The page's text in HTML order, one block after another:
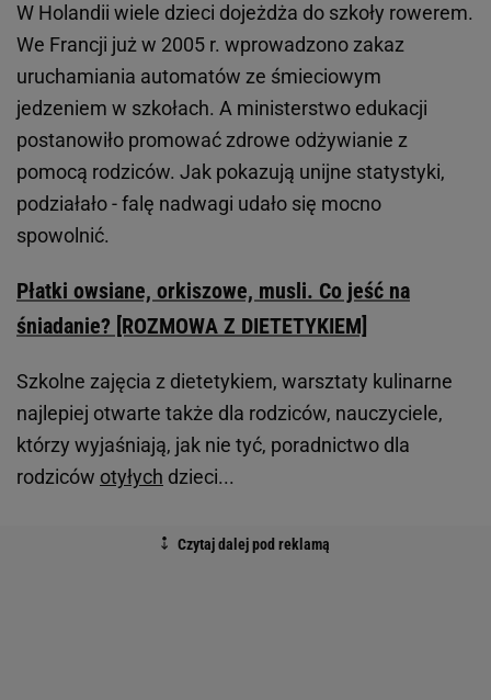
W Holandii wiele dzieci dojeżdża do szkoły rowerem.
We Francji już w 2005 r. wprowadzono zakaz
uruchamiania automatów ze śmieciowym
jedzeniem w szkołach. A ministerstwo edukacji
postanowiło promować zdrowe odżywianie z
pomocą rodziców. Jak pokazują unijne statystyki,
podziałało - falę nadwagi udało się mocno
spowolnić.
Płatki owsiane, orkiszowe, musli. Co jeść na
śniadanie? [ROZMOWA Z DIETETYKIEM]
Szkolne zajęcia z dietetykiem, warsztaty kulinarne
najlepiej otwarte także dla rodziców, nauczyciele,
którzy wyjaśniają, jak nie tyć, poradnictwo dla
rodziców otyłych dzieci...